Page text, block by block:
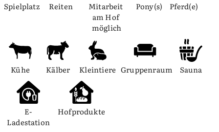
Spielplatz Reiten
Mitarbeit
am Hof
möglich
Pony(s) Pferd(e)
Kühe Kälber Kleintiere Gruppenraum Sauna
E-
Ladestation
Hofprodukte